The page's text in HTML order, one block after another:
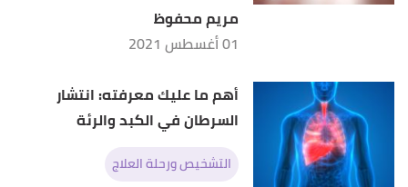
مريم محفوظ
01 أغسطس 2021
أهم ما عليك معرفته: انتشار
السرطان في الكبد والرئة
التشخيص ورحلة العلاج